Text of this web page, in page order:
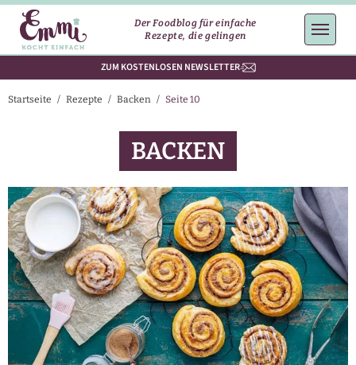
Der Foodblog für einfache
Rezepte, die gelingen
ZUM KOSTENLOSEN NEWSLETTER
Startseite / Rezepte / Backen / Seite 10
BACKEN